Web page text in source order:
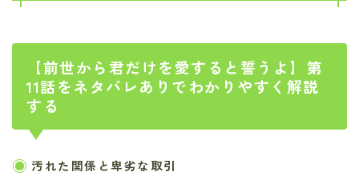
【前世から君だけを愛すると誓うよ】第
11話をネタバレありでわかりやすく解説
する
汚れた関係と卑劣な取引